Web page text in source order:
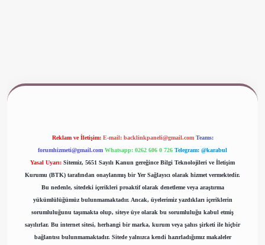
Reklam ve İletişim: E-mail: backlinkpaneli@gmail.com Teams:
forumhizmeti@gmail.com Whatsapp: 0262 606 0 726 Telegram: @karabul
Yasal Uyarı: Sitemiz, 5651 Sayılı Kanun gereğince Bilgi Teknolojileri ve İletişim
Kurumu (BTK) tarafından onaylanmış bir Yer Sağlayıcı olarak hizmet vermektedir.
Bu nedenle, sitedeki içerikleri proaktif olarak denetleme veya araştırma
yükümlülüğümüz bulunmamaktadır. Ancak, üyelerimiz yazdıkları içeriklerin
sorumluluğunu taşımakta olup, siteye üye olarak bu sorumluluğu kabul etmiş
sayılırlar. Bu internet sitesi, herhangi bir marka, kurum veya şahıs şirketi ile hiçbir
bağlantısı bulunmamaktadır. Sitede yalnızca kendi hazırladığımız makaleler